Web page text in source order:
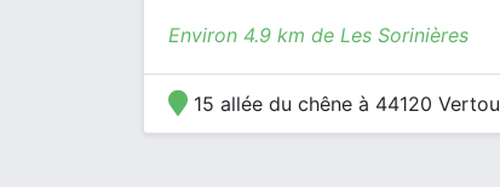
Environ 4.9 km de Les Sorinières
15 allée du chêne à 44120 Vertou